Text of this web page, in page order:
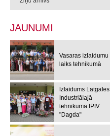
JAUNUMI
Vasaras izlaidumu
laiks tehnikumā
Izlaidums Latgales
Industriālajā
tehnikumā IPĪV
"Dagda"